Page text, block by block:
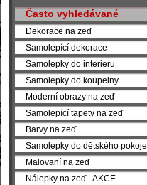
Často vyhledávané
Dekorace na zeď
Samolepící dekorace
Samolepky do interieru
Samolepky do koupelny
Moderní obrazy na zeď
Samolepící tapety na zeď
Barvy na zeď
Samolepky do dětského pokoje
Malovaní na zeď
Nálepky na zeď - AKCE